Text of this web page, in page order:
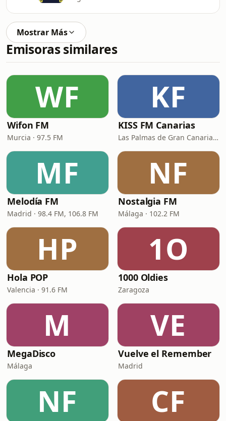
Mostrar Más
Emisoras similares
WF
Wifon FM
Murcia · 97.5 FM
KF
KISS FM Canarias
Las Palmas de Gran Canaria · 102.4 FM
MF
Melodía FM
Madrid · 98.4 FM, 106.8 FM
NF
Nostalgia FM
Málaga · 102.2 FM
HP
Hola POP
Valencia · 91.6 FM
1O
1000 Oldies
Zaragoza
M
MegaDisco
Málaga
VE
Vuelve el Remember
Madrid
NF CF